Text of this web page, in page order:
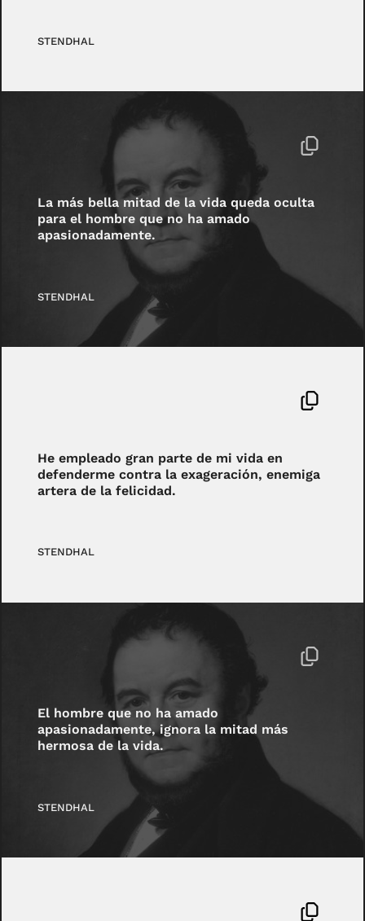
STENDHAL
La más bella mitad de la vida queda oculta
para el hombre que no ha amado
apasionadamente.
STENDHAL
He empleado gran parte de mi vida en
defenderme contra la exageración, enemiga
artera de la felicidad.
STENDHAL
El hombre que no ha amado
apasionadamente, ignora la mitad más
hermosa de la vida.
STENDHAL